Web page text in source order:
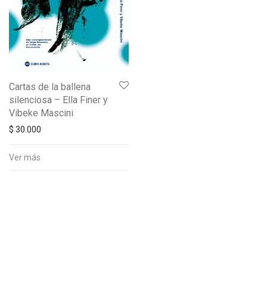
Cartas de la ballena
silenciosa – Ella Finer y
Vibeke Mascini
$ 30.000
Ver más